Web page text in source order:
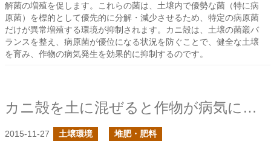
解菌の増殖を促します。これらの菌は、土壌内で優勢な菌（特に病
原菌）を標的として優先的に分解・減少させるため、特定の病原菌
だけが異常増殖する環境が抑制されます。カニ殻は、土壌の菌叢バ
ランスを整え、病原菌が優位になる状況を防ぐことで、健全な土壌
を育み、作物の病気発生を効果的に抑制するのです。
カニ殻を土に混ぜると作物が病気になりにくくなるんだって
2015-11-27 土壌環境 堆肥・肥料